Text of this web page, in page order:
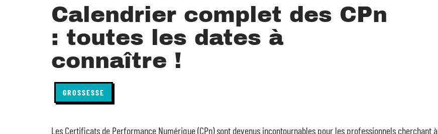
Calendrier complet des CPn
: toutes les dates à
connaître !
GROSSESSE
Les Certificats de Performance Numérique (CPn) sont devenus incontournables pour les professionnels cherchant à